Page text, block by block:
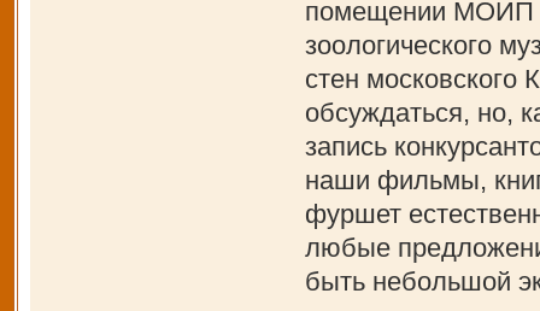
помещении МОИП
зоологического
стен
обсуждаться, но,
запись
наши фильмы,
фуршет
любые
быть небольшой